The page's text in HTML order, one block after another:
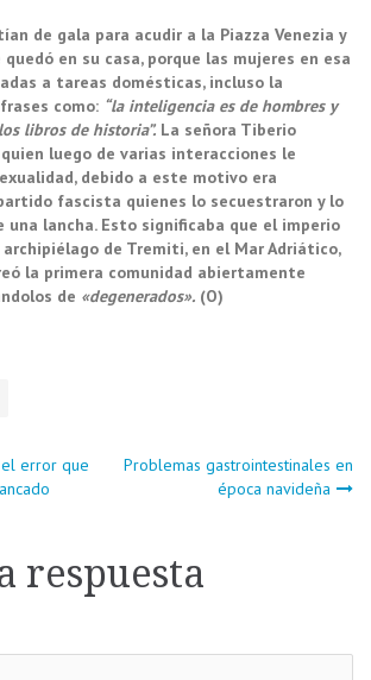
de gala para acudir a la Piazza Venezia y
en su casa, porque las mujeres en esa
a tareas domésticas, incluso la
como: “la inteligencia es de hombres y
libros de historia”. La señora Tiberio
luego de varias interacciones le
debido a este motivo era
fascista quienes lo secuestraron y lo
una lancha. Esto significaba que el imperio
de Tremiti, en el Mar Adriático,
la primera comunidad abiertamente
de «degenerados». (O)
error que
Problemas gastrointestinales en
época navideña
respuesta